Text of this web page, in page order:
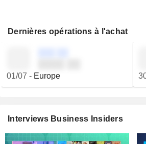
Dernières opérations à l'achat
01/07 - Europe
Interviews Business Insiders